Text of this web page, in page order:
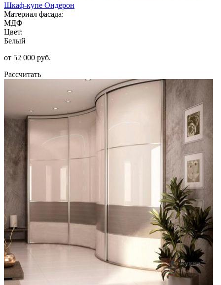
Шкаф-купе Ондерон
Материал фасада:
МДФ
Цвет:
Белый
от 52 000 руб.
Рассчитать